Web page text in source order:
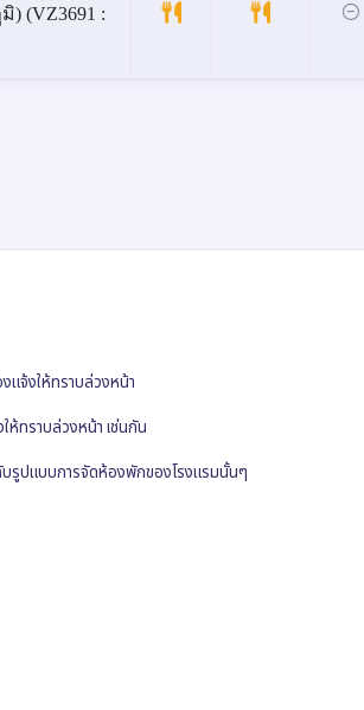
(VZ3691 :
แจ้งให้ทราบล่วงหน้า
ห้ทราบล่วงหน้า เช่นกัน
รูปแบบการจัดห้องพักของโรงแรมนั้นๆ